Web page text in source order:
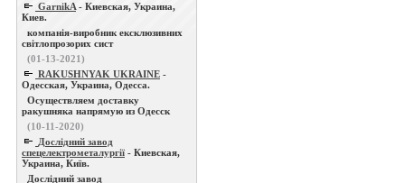
GarnikA - Киевская, Украина,
Киев.
компанія-виробник ексклюзивних
світлопрозорих сист
(01-13-2021)
RAKUSHNYAK UKRAINE -
Одесская, Украина, Одесса.
Осуществляем доставку
ракушняка напрямую из Одесск
(10-11-2020)
Дослідний завод
спецелектрометалургії - Киевская,
Украина, Київ.
Дослідний завод